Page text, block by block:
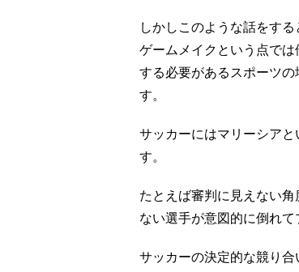
しかしこのような話をす
ゲームメイクという点で
する必要があるスポーツ
す。
サッカーにはマリーシア
す。
たとえば審判に見えない
ない選手が意図的に倒れ
サッカーの決定的な競り